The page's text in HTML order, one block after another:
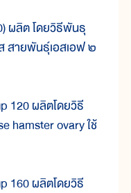
ผลิต โดยวิธีพันธุ
สายพันธุ์เอสเอฟ ๒
ผลิตโดยวิธี
hamster ovary ใช้
ผลิตโดยวิธี